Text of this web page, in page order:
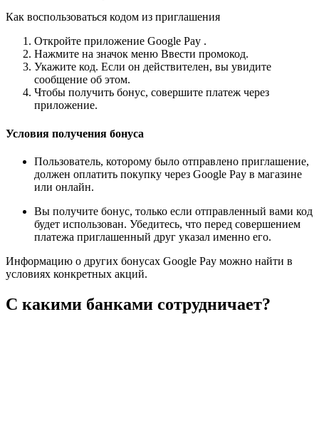
Как воспользоваться кодом из приглашения
Откройте приложение Google Pay .
Нажмите на значок меню Ввести промокод.
Укажите код. Если он действителен, вы увидите
сообщение об этом.
Чтобы получить бонус, совершите платеж через
приложение.
Условия получения бонуса
Пользователь, которому было отправлено приглашение,
должен оплатить покупку через Google Pay в магазине
или онлайн.
Вы получите бонус, только если отправленный вами код
будет использован. Убедитесь, что перед совершением
платежа приглашенный друг указал именно его.
Информацию о других бонусах Google Pay можно найти в
условиях конкретных акций.
С какими банками сотрудничает?